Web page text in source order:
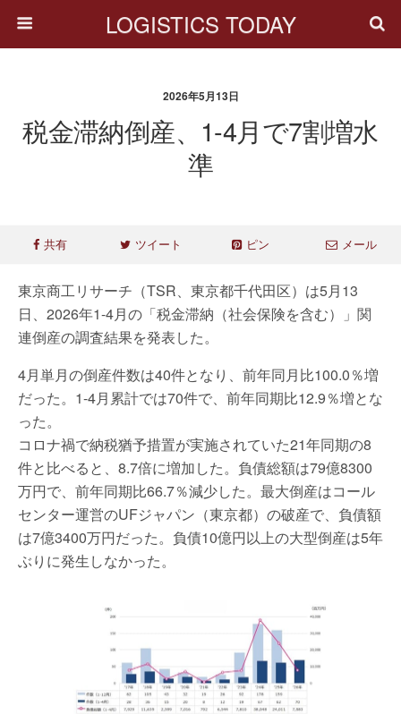
LOGISTICS TODAY
2026年5月13日
税金滞納倒産、1-4月で7割増水
準
共有 ツイート ピン メール
東京商工リサーチ（TSR、東京都千代田区）は5月13
日、2026年1-4月の「税金滞納（社会保険を含む）」関
連倒産の調査結果を発表した。
4月単月の倒産件数は40件となり、前年同月比100.0％増
だった。1-4月累計では70件で、前年同期比12.9％増とな
った。
コロナ禍で納税猶予措置が実施されていた21年同期の8
件と比べると、8.7倍に増加した。負債総額は79億8300
万円で、前年同期比66.7％減少した。最大倒産はコール
センター運営のUFジャパン（東京都）の破産で、負債額
は7億3400万円だった。負債10億円以上の大型倒産は5年
ぶりに発生しなかった。